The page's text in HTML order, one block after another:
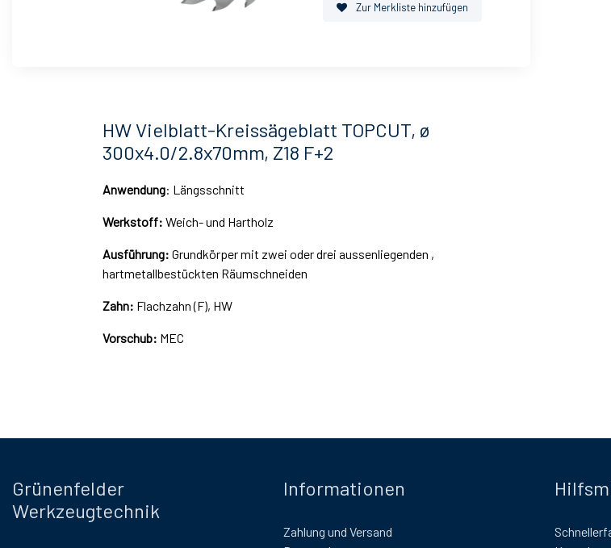
Zur Merkliste hinzufügen
HW Vielblatt-Kreissägeblatt TOPCUT, ø
300x4.0/2.8x70mm, Z18 F+2
Anwendung: Längsschnitt
Werkstoff: Weich- und Hartholz
Ausführung: Grundkörper mit zwei oder drei aussenliegenden ,
hartmetallbestückten Räumschneiden
Zahn: Flachzahn (F), HW
Vorschub: MEC
Grünenfelder
Werkzeugtechnik
Informationen
Zahlung und Versand